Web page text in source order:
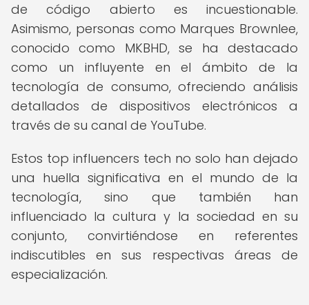
de código abierto es incuestionable.
Asimismo, personas como Marques Brownlee,
conocido como MKBHD, se ha destacado
como un influyente en el ámbito de la
tecnología de consumo, ofreciendo análisis
detallados de dispositivos electrónicos a
través de su canal de YouTube.
Estos top influencers tech no solo han dejado
una huella significativa en el mundo de la
tecnología, sino que también han
influenciado la cultura y la sociedad en su
conjunto, convirtiéndose en referentes
indiscutibles en sus respectivas áreas de
especialización.